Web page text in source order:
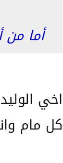
أما
اخي الوليد
كل مام